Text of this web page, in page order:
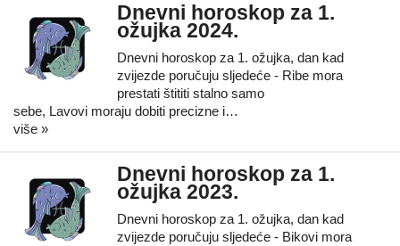
Dnevni horoskop za 1.
ožujka 2024.
Dnevni horoskop za 1. ožujka, dan kad
zvijezde poručuju sljedeće - Ribe mora
prestati štititi stalno samo
sebe, Lavovi moraju dobiti precizne i…
više »
Dnevni horoskop za 1.
ožujka 2023.
Dnevni horoskop za 1. ožujka, dan kad
zvijezde poručuju sljedeće - Bikovi mora